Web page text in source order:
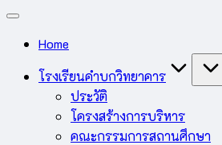
Home
โรงเรียนคำบกวิทยาคาร
ประวัติ
โครงสร้างการบริหาร
คณะกรรมการสถานศึกษา